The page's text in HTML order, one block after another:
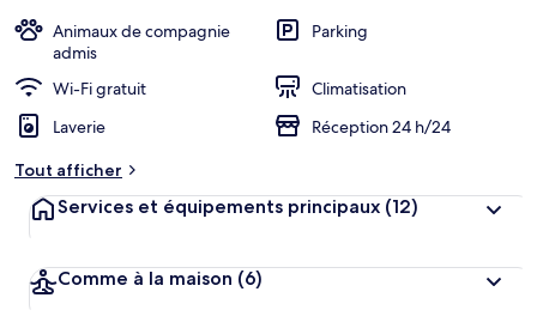
Animaux de compagnie
admis
Parking
Wi-Fi gratuit
Climatisation
Laverie
Réception 24 h/24
Tout afficher
Services et équipements principaux (12)
Comme à la maison (6)